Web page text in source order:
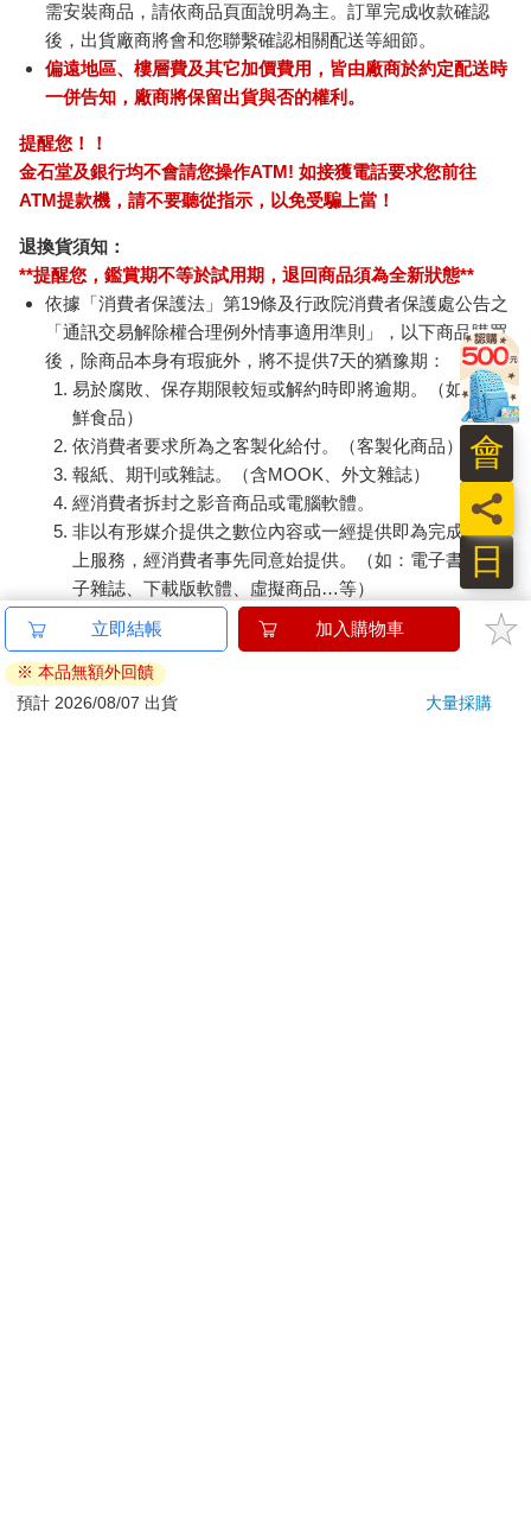
需安裝商品，請依商品頁面說明為主。訂單完成收款確認
後，出貨廠商將會和您聯繫確認相關配送等細節。
偏遠地區、樓層費及其它加價費用，皆由廠商於約定配送時
一併告知，廠商將保留出貨與否的權利。
提醒您！！
金石堂及銀行均不會請您操作ATM! 如接獲電話要求您前往
ATM提款機，請不要聽從指示，以免受騙上當！
退換貨須知：
**提醒您，鑑賞期不等於試用期，退回商品須為全新狀態**
依據「消費者保護法」第19條及行政院消費者保護處公告之
「通訊交易解除權合理例外情事適用準則」，以下商品購買
後，除商品本身有瑕疵外，將不提供7天的猶豫期：
易於腐敗、保存期限較短或解約時即將逾期。（如：生
鮮食品）
依消費者要求所為之客製化給付。（客製化商品）
報紙、期刊或雜誌。（含MOOK、外文雜誌）
經消費者拆封之影音商品或電腦軟體。
非以有形媒介提供之數位內容或一經提供即為完成之線
上服務，經消費者事先同意始提供。（如：電子書、電
子雜誌、下載版軟體、虛擬商品…等）
已拆封之個人衛生用品。（如：內衣褲、刮鬍刀、除毛
若非上列種類商品，均享有到貨7天的猶豫期（含例假
日）。
立即結帳 加入購物車
※ 本品無額外回饋
預計 2026/08/07 出貨
大量採購
日
員
會